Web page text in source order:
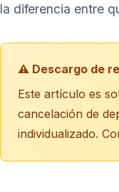
la diferencia entre
⚠️ Descargo de
Este artículo es
cancelación de
individualizado.